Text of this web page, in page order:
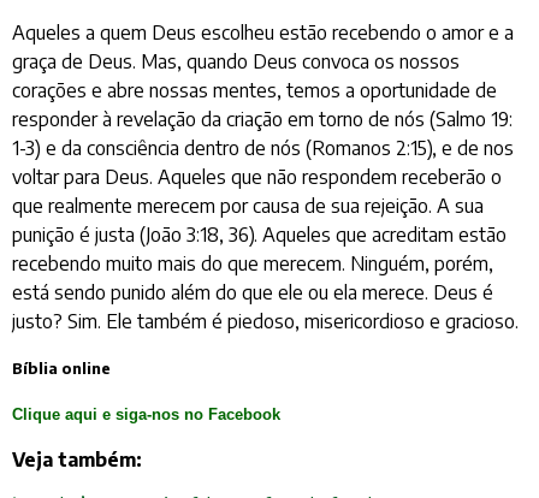
Aqueles a quem Deus escolheu estão recebendo o amor e a
graça de Deus. Mas, quando Deus convoca os nossos
corações e abre nossas mentes, temos a oportunidade de
responder à revelação da criação em torno de nós (Salmo 19:
1-3) e da consciência dentro de nós (Romanos 2:15), e de nos
voltar para Deus. Aqueles que não respondem receberão o
que realmente merecem por causa de sua rejeição. A sua
punição é justa (João 3:18, 36). Aqueles que acreditam estão
recebendo muito mais do que merecem. Ninguém, porém,
está sendo punido além do que ele ou ela merece. Deus é
justo? Sim. Ele também é piedoso, misericordioso e gracioso.
Bíblia online
Clique aqui e siga-nos no Facebook
Veja também: